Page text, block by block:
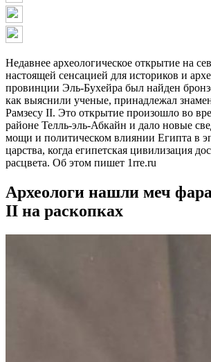
Недавнее археологическое открытие на
настоящей сенсацией для историков и
провинции Эль-Бухейра был найден
как выяснили ученые, принадлежал
Рамзесу II. Это открытие произошло во
районе Телль-эль-Абкайн и дало новые
мощи и политическом влиянии Египта в
царства, когда египетская цивилизация
расцвета. Об этом пишет 1rre.ru
Археологи нашли меч
II на раскопках